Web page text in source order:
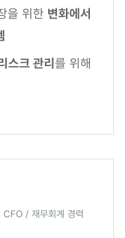
을 위한 변화에서
스크 관리 를 위해
CFO / 재무회계 경력